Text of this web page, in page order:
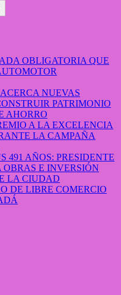
OBLIGATORIA QUE
NUEVAS
PATRIMONIO
AHORRO
A LA EXCELENCIA
LA CAMPAÑA
491 AÑOS: PRESIDENTE
E INVERSIÓN
LA CIUDAD
DE LIBRE COMERCIO